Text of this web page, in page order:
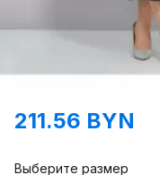
211.56 BYN
Выберите размер